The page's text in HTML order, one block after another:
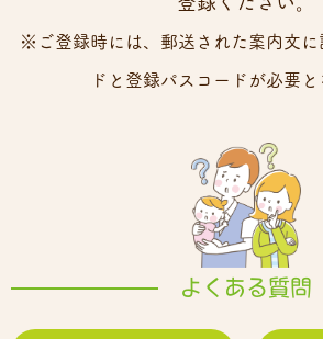
※ご登録時には、郵送された案内文に
ドと登録パスコードが必要と
よくある質問